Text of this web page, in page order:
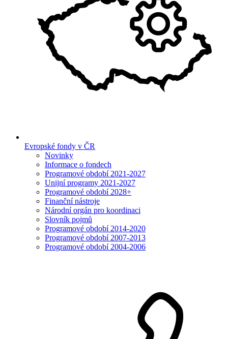
Evropské fondy v ČR
Novinky
Informace o fondech
Programové období 2021-2027
Unijní programy 2021-2027
Programové období 2028+
Finanční nástroje
Národní orgán pro koordinaci
Slovník pojmů
Programové období 2014-2020
Programové období 2007-2013
Programové období 2004-2006